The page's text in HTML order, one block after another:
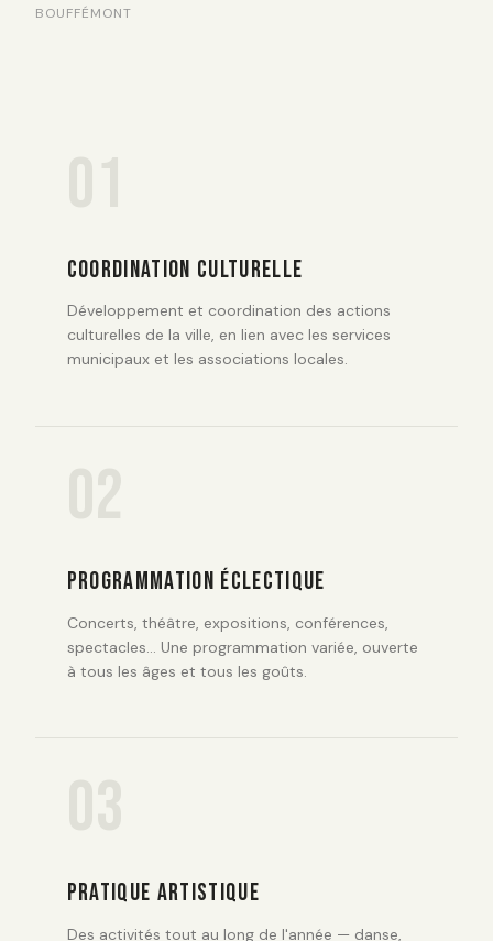
BOUFFÉMONT
COORDINATION CULTURELLE
Développement et coordination des actions
culturelles de la ville, en lien avec les services
municipaux et les associations locales.
PROGRAMMATION ÉCLECTIQUE
Concerts, théâtre, expositions, conférences,
spectacles… Une programmation variée, ouverte
à tous les âges et tous les goûts.
PRATIQUE ARTISTIQUE
Des activités tout au long de l'année — danse,